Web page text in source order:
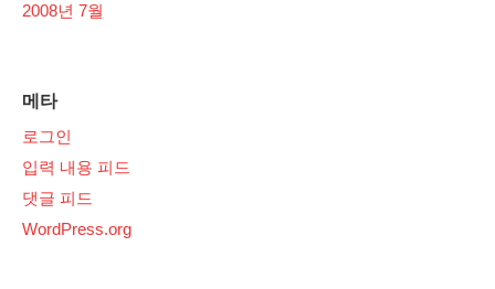
2008년 7월
메타
로그인
입력 내용 피드
댓글 피드
WordPress.org